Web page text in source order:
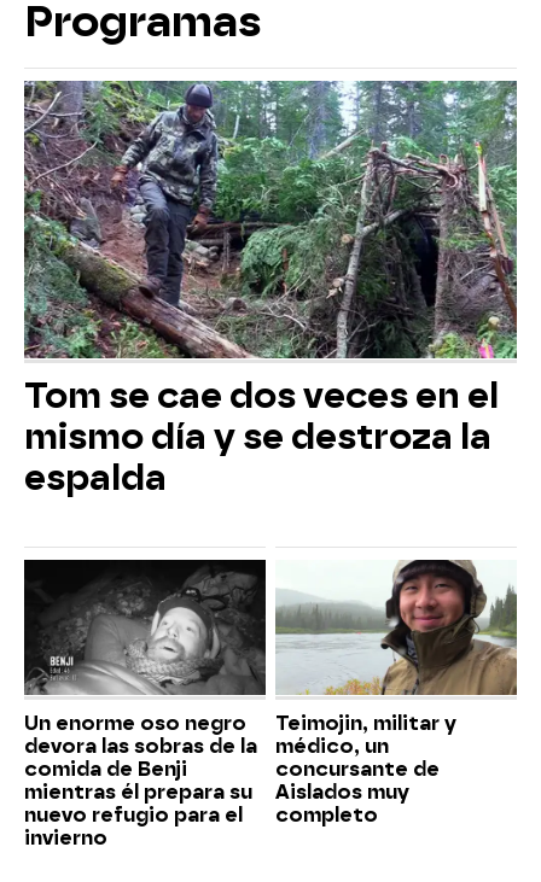
Programas
Tom se cae dos veces en el
mismo día y se destroza la
espalda
Un enorme oso negro
devora las sobras de la
comida de Benji
mientras él prepara su
nuevo refugio para el
invierno
Teimojin, militar y
médico, un
concursante de
Aislados muy
completo